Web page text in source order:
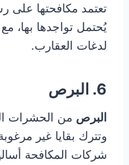
تعتمد مكافحتها على
يُحتمل تواجدها بها،
لدغات العقارب.
6. البرص
البرص من الحشرات
وتترك بقايا غير
شركات المكافحة